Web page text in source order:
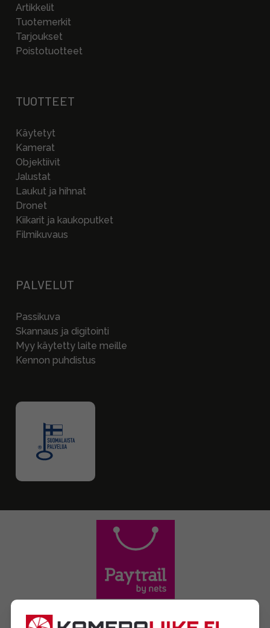
Artikkelit
Tuotemerkit
Tarjoukset
Poistotuotteet
TUOTTEET
Käytetyt
Kamerat
Objektiivit
Jalustat
Laukut ja hihnat
Dronet
Kiikarit ja kaukoputket
Filmikuvaus
PALVELUT
Passikuva
Skannaus ja digitointi
Myy käytetty laite meille
Kennon puhdistus